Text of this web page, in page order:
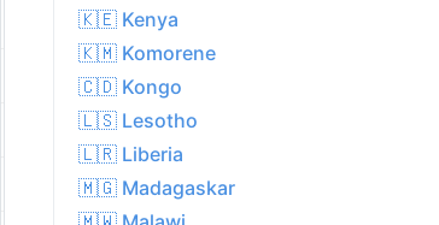
24.2°C
20.3°C
85%
11.2 kph
🇰🇪 Kenya
🇰🇲 Komorene
🇨🇩 Kongo
🇱🇸 Lesotho
🇱🇷 Liberia
🇲🇬 Madagaskar